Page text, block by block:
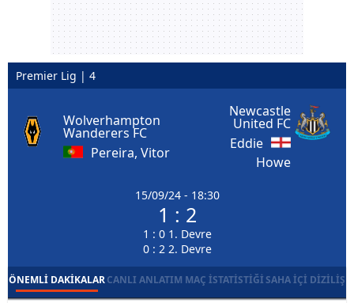
Premier Lig | 4
Wolverhampton
Wanderers FC
Pereira, Vitor
15/09/24 - 18:30
1 : 2
1 : 0 1. Devre
0 : 2 2. Devre
Newcastle
United FC
Eddie
Howe
ÖNEMLI DAKIKALARCANLI ANLATIM MAÇ İSTATISTIĞISAHA İÇI DIZILIŞ